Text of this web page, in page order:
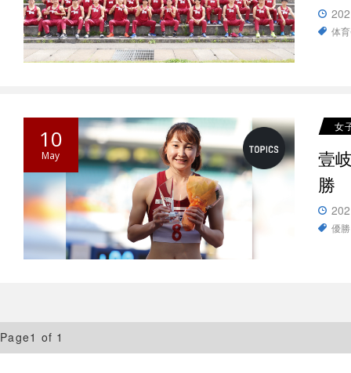
体
10
May
女
壹
勝
優勝
Page1 of 1